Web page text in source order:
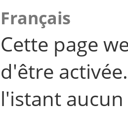
Français
Cette page
d'être
l'istant